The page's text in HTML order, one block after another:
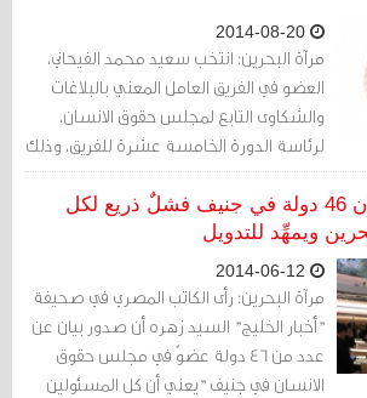
مرآة البحرين: انتخب سعيد محمد الفيحاني،
العضو في الفريق العامل المعني بالبلاغات
والشكاوى التابع لمجلس حقوق الانسان،
لرئاسة الدورة الخامسة عشرة للفريق، وذلك
خلال انعقاد اجتماعات الفريق في جنيف.
«أخبار الخليج»: بيان 46 دولة في جنيف فشلٌ ذريع لكل
ويمهِّد للتدويل
مرآة البحرين: رأى الكاتب المصري في صحيفة
"أخبار الخليج" السيد زهره أن صدور بيان عن
عدد من 46 دولة عضوٌ في مجلس حقوق
الانسان في جنيف "يعني أن كل المسئولين